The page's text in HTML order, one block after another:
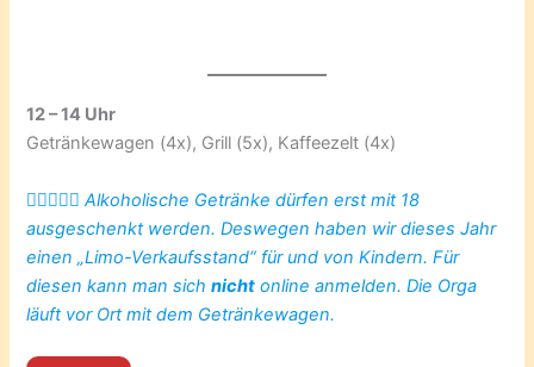
12 – 14 Uhr
Getränkewagen (4x), Grill (5x), Kaffeezelt (4x)
👮🏼‍♀️☝🏼 Alkoholische Getränke dürfen erst mit 18
ausgeschenkt werden. Deswegen haben wir dieses Jahr
einen „Limo-Verkaufsstand“ für und von Kindern. Für
diesen kann man sichnicht online anmelden. Die Orga
läuft vor Ort mit dem Getränkewagen.